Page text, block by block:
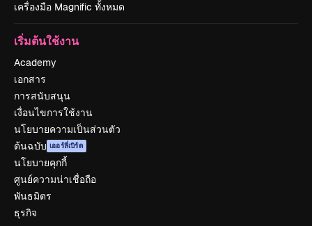
เครื่องมือ Magnific ทั้งหมด
เริ่มต้นใช้งาน
Academy
เอกสาร
การสนับสนุน
เงื่อนไขการใช้งาน
นโยบายความเป็นส่วนตัว
ต้นฉบับ เออร์ลี่เบิร์ด
นโยบายคุกกี้
ศูนย์ความน่าเชื่อถือ
พันธมิตร
ธุรกิจ